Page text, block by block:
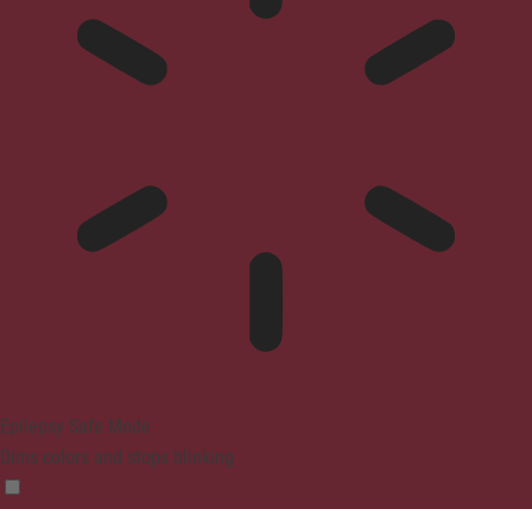
Epilepsy Safe Mode
Dims colors and stops blinking